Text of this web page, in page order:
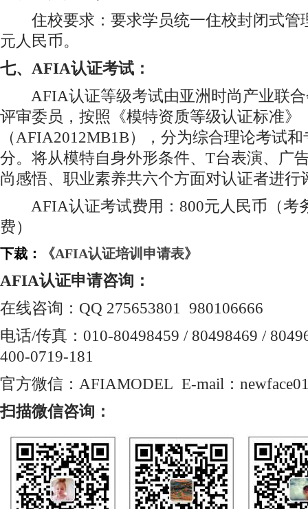
住校要求：要求学员统一住校封闭式管
元人民币。
七、AFIA认证考试：
AFIA认证等级考试由亚洲时尚产业联合
评审委员，按照《模特资质等级认证标准》
（AFIA2012MB1B），分为综合理论考试
分。将从模特自身外形条件、T台表演、广
尚感悟、职业素养共六个方面对认证者进行
AFIA认证考试费用：800元人民币（考
费）
下裁： 《AFIA认证培训申请表》
AFIA认证申请咨询：
在线咨询：QQ 275653801 980106666
电话/传真：010-80498459 / 80498469 /
400-0719-181
官方微信：AFIAMODEL E-mail：
扫描微信咨询：